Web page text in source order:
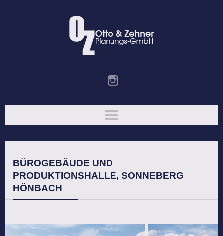
BÜROGEBÄUDE UND
PRODUKTIONSHALLE, SONNEBERG
HÖNBACH